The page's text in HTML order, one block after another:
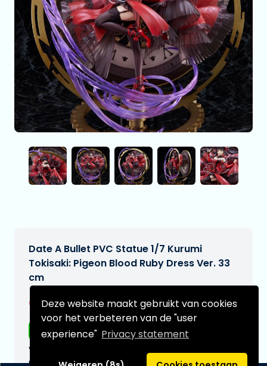
Deze website maakt gebruikt van cookies
voor het verbeteren van de "user
experience" Privacy statement
Date A Bullet PVC Statue 1/7 Kurumi
Tokisaki: Pigeon Blood Ruby Dress Ver. 33
cm
€609,00[Onder voorbehoud]
Gratis verzending
Verwachtte leverdatum:
n.v.t.